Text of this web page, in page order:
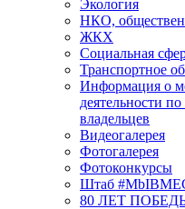
Экология
НКО,
ЖКХ
Социальная
Транспортное
Информация о
деятельности
владельцев
Видеогалерея
Фотогалерея
Фотоконкурсы
Штаб
80 ЛЕТ